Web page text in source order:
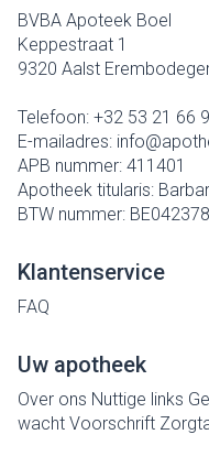
BVBA Apoteek Boel
Keppestraat 1
9320 Aalst
Telefoon: +32 53 21 66
E-mailadres: info@
APB nummer: 411401
Apotheek titularis:
BTW nummer:
Klantenservice
FAQ
Uw apotheek
Over ons Nuttige links
wacht Voorschrift